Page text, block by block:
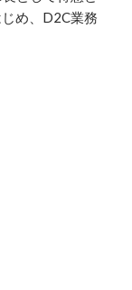
め、D2C業務